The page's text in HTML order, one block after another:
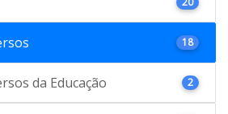
18
da Educação 2